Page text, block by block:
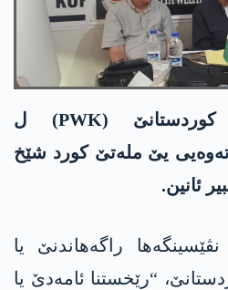
پارتییا وەلاتپارێزێن کوردستانێ (PWK) ل
یێ ملەتێ کورد شێخ
ئانین.
راگەھاندنێ یا
“رێخستنا ئامەدێ یا